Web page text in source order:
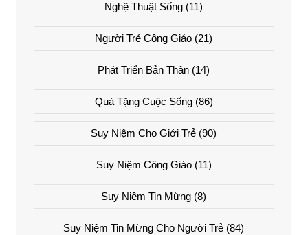
Nghệ Thuật Sống (11)
Người Trẻ Công Giáo (21)
Phát Triển Bản Thân (14)
Quà Tặng Cuộc Sống(86)
Suy Niệm Cho Giới Trẻ (90)
Suy Niệm Công Giáo(11)
Suy Niệm Tin Mừng (8)
Suy Niệm Tin Mừng Cho Người Trẻ (84)